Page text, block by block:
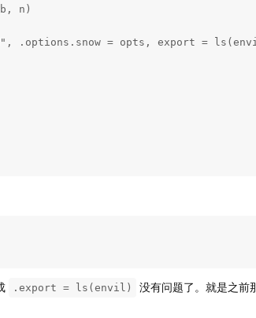
n)
.options.snow = opts, export =
.export = ls(envil)
没有问题了。就是之前